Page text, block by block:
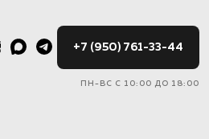
+7 (950) 761-33-44
ПН-ВС С 10:00 ДО 18:00